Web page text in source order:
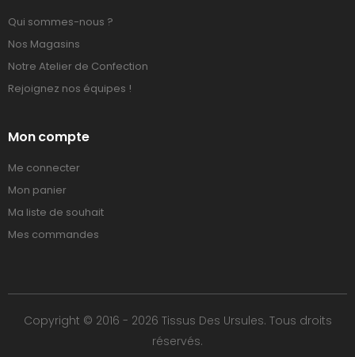
Qui sommes-nous ?
Nos Magasins
Notre Atelier de Confection
Rejoignez nos équipes !
Mon compte
Me connecter
Mon panier
Ma liste de souhait
Mes commandes
Copyright © 2016 - 2026 Tissus Des Ursules. Tous droits
réservés.